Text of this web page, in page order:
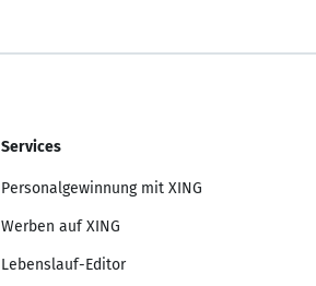
Services
Personalgewinnung mit XING
Werben auf XING
Lebenslauf-Editor